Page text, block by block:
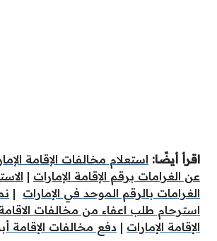
اقرأ أيضًا: استعلام مخالفات الإقامة
عن الغرامات برقم الإقامة الإمارات |
الغرامات بالرقم الموحد في الإمارات |
استرحام طلب اعفاء من مخالفات
الإقامة الإمارات | دفع مخالفات الإقامة